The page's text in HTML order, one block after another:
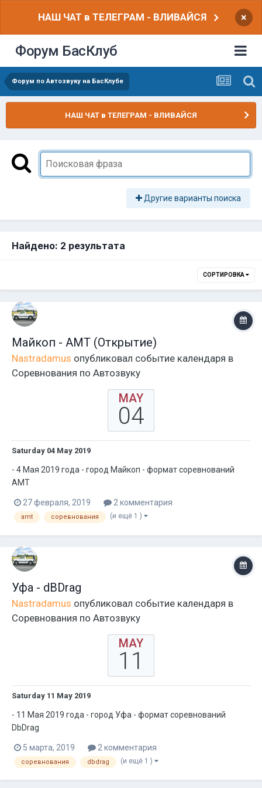
НАШ ЧАТ в ТЕЛЕГРАМ - ВЛИВАЙСЯ ×
Форум БасКлуб
Форум по Автозвуку на БасКлубе
НАШ ЧАТ в ТЕЛЕГРАМ - ВЛИВАЙСЯ
Другие варианты поиска
Найдено: 2 результата
СОРТИРОВКА
Майкоп - АМТ (Открытие)
Nastradamus опубликовал событие календаря в
Соревнования по Автозвуку
MAY
04
Saturday 04 May 2019
- 4 Мая 2019 года - город Майкоп - формат соревнований
АМТ
27 февраля, 2019 2 комментария
amt соревнования (и ещё 1 )
Уфа - dBDrag
Nastradamus опубликовал событие календаря в
Соревнования по Автозвуку
MAY
11
Saturday 11 May 2019
- 11 Мая 2019 года - город Уфа - формат соревнований
DbDrag
5 марта, 2019 2 комментария
соревнования dbdrag (и ещё 1 )